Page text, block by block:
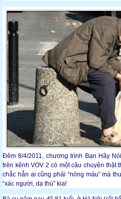
Đêm 8/4/2011, chương trình Bạn Hãy
trên kênh VOV 2 có một câu chuyện thật
chắc hẳn ai cũng phải “nóng máu” mà
“xác người, dạ thú” kia!